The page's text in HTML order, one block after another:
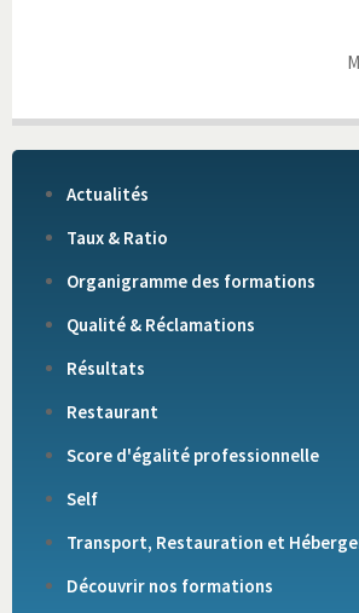
Actualités
Taux & Ratio
Organigramme des formations
Qualité & Réclamations
Résultats
Restaurant
Score d'égalité professionnelle
Self
Transport, Restauration et
Découvrir nos formations